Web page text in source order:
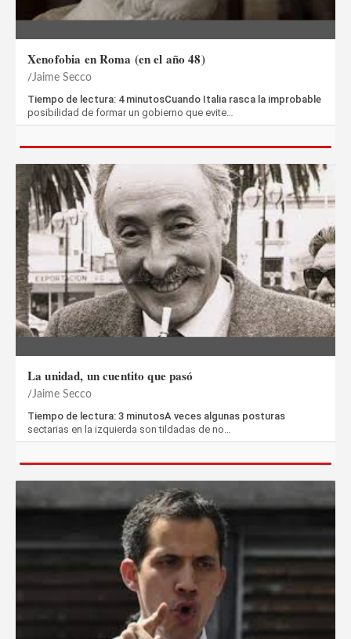
Xenofobia en Roma (en el año 48)
Jaime Secco
Tiempo de lectura: 4 minutosCuando Italia rasca la improbable
posibilidad de formar un gobierno que evite…
La unidad, un cuentito que pasó
Jaime Secco
Tiempo de lectura: 3 minutosA veces algunas posturas
sectarias en la izquierda son tildadas de no…